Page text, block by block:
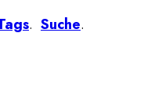
. Suche.